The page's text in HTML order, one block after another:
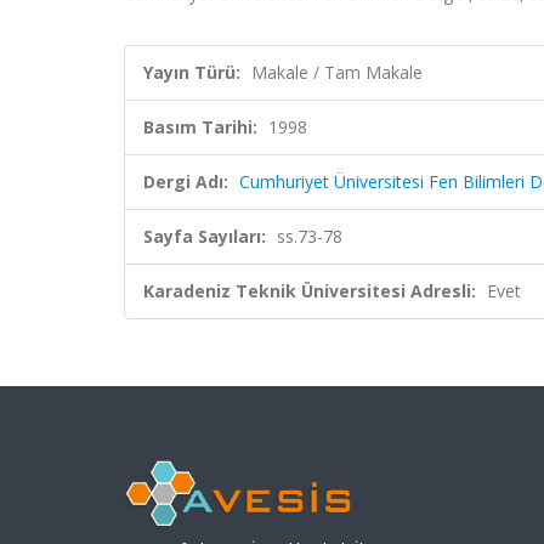
Yayın Türü: Makale / Tam Makale
Basım Tarihi: 1998
Dergi Adı: Cumhuriyet Üniversitesi Fen Bilimleri
Sayfa Sayıları: ss.73-78
Karadeniz Teknik Üniversitesi Adresli: Evet